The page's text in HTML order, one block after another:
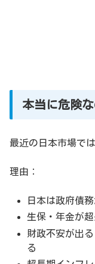
本当に危険な
最近の日本市場で
理由：
日本は政府債
生保・年金が
財政不安が出
る